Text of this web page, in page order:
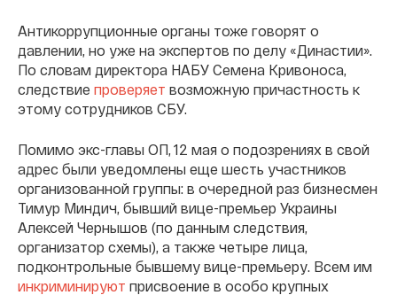
Антикоррупционные органы тоже говорят о
давлении, но уже на экспертов по делу «Династии».
По словам директора НАБУ Семена Кривоноса,
следствие проверяет возможную причастность к
этому сотрудников СБУ.
Помимо экс-главы ОП, 12 мая о подозрениях в свой
адрес были уведомлены еще шесть участников
организованной группы: в очередной раз бизнесмен
Тимур Миндич, бывший вице-премьер Украины
Алексей Чернышов (по данным следствия,
организатор схемы), а также четыре лица,
подконтрольные бывшему вице-премьеру. Всем им
инкриминируют присвоение в особо крупных